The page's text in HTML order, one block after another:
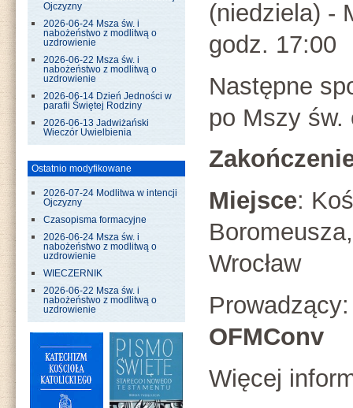
Ojczyzny
2026-06-24 Msza św. i
nabożeństwo z modlitwą o
uzdrowienie
2026-06-22 Msza św. i
nabożeństwo z modlitwą o
uzdrowienie
2026-06-14 Dzień Jedności w
parafii Świętej Rodziny
2026-06-13 Jadwiżański
Wieczór Uwielbienia
Ostatnio modyfikowane
2026-07-24 Modlitwa w intencji
Ojczyzny
Czasopisma formacyjne
2026-06-24 Msza św. i
nabożeństwo z modlitwą o
uzdrowienie
WIECZERNIK
2026-06-22 Msza św. i
nabożeństwo z modlitwą o
uzdrowienie
(niedziela) -
godz. 17:00
Następne
po Mszy św.
Miejsce:
Wrocław
OFMConv
Więcej